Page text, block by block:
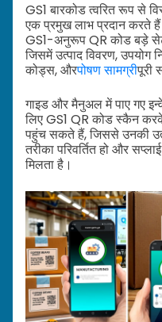
GS1 बारकोड त्वरित रूप से
एक प्रमुख लाभ प्रदान करते
GS1-अनुरूप QR कोड बड़े
जिसमें उत्पाद विवरण, उपयोग
कोड्स, औरपोषण सामग्रीपूरी
गाइड और मैनुअल में पाए गए
लिए GS1 QR कोड स्कैन
पहुंच सकते हैं, जिससे उनकी
तरीका परिवर्तित हो और
मिलता है।